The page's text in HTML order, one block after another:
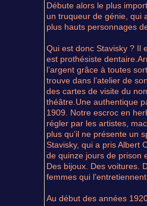
Débute alors le plus
un truqueur de génie, qui
plus hauts personnages
Qui est donc Stavisky ? Il
est prothésiste
l’argent grâce à toutes
trouve dans l’atelier de
des cartes de visite du
théâtre.Une authentique
1909. Notre escroc en
régler par les artistes,
plus qu’il ne présente un
Stavisky, qui a pris Albert
de quinze jours de prison
Des bijoux. Des voitures.
femmes qui
Au début des années